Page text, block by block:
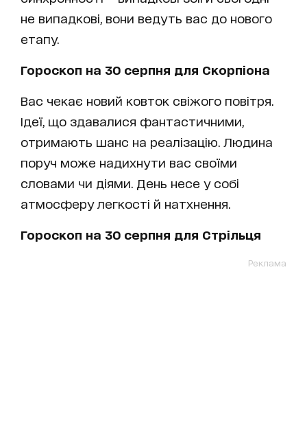
не випадкові, вони ведуть вас до нового
етапу.
Гороскоп на 30 серпня для Скорпіона
Вас чекає новий ковток свіжого повітря.
Ідеї, що здавалися фантастичними,
отримають шанс на реалізацію. Людина
поруч може надихнути вас своїми
словами чи діями. День несе у собі
атмосферу легкості й натхнення.
Гороскоп на 30 серпня для Стрільця
Реклама